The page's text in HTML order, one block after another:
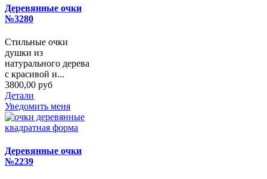
Деревянные очки
№3280
Стильные очки
душки из
натурального дерева
с красивой и...
3800,00 руб
Детали
Уведомить меня
Деревянные очки
№2239